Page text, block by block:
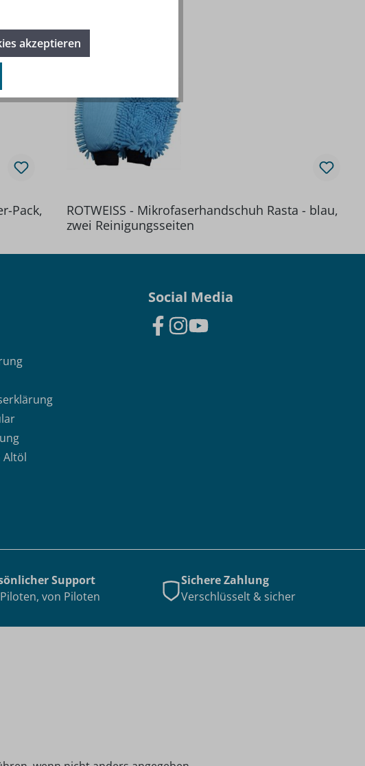
Pack,
ROTWEISS - Mikrofaserhandschuh Rasta - blau,
zwei Reinigungsseiten
Altöl
Social Media
Support
von Piloten
Sichere Zahlung
Verschlüsselt & sicher
akzeptieren